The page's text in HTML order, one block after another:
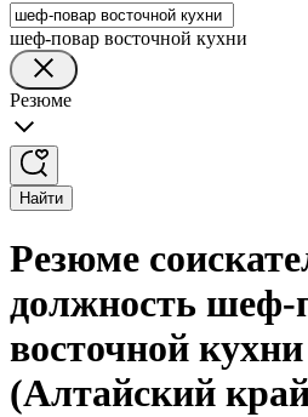
шеф-повар восточной кухни
Резюме
Найти
Резюме
должность шеф-
восточной
(Алтайский